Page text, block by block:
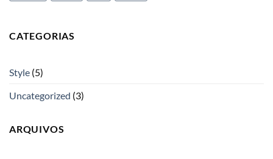
CATEGORIAS
Style (5)
Uncategorized (3)
ARQUIVOS